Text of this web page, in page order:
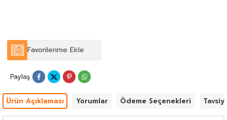
Favorilerime Ekle
Paylaş
Ürün Açıklaması Yorumlar Ödeme Seçenekleri